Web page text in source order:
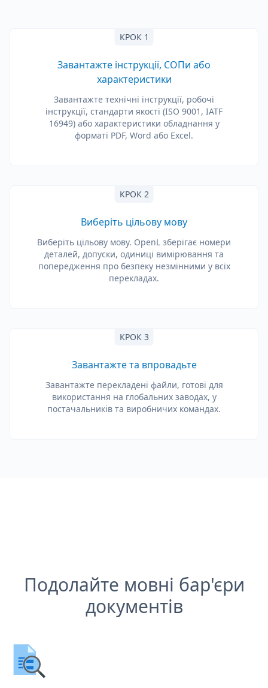
КРОК 1
Завантажте інструкції, СОПи або
характеристики
Завантажте технічні інструкції, робочі
інструкції, стандарти якості (ISO 9001, IATF
16949) або характеристики обладнання у
форматі PDF, Word або Excel.
КРОК 2
Виберіть цільову мову
Виберіть цільову мову. OpenL зберігає номери
деталей, допуски, одиниці вимірювання та
попередження про безпеку незмінними у всіх
перекладах.
КРОК 3
Завантажте та впровадьте
Завантажте перекладені файли, готові для
використання на глобальних заводах, у
постачальників та виробничих командах.
Подолайте мовні бар'єри
документів